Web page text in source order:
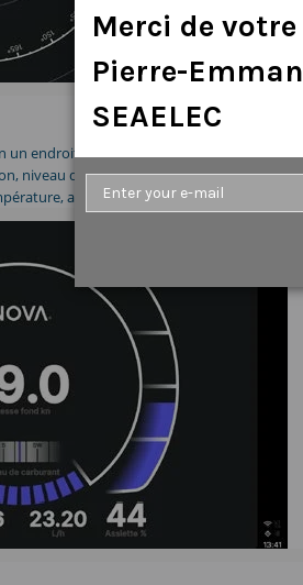
un endroit toutes les informations
niveau des réservoirs, température,
air, eau, pression
Merci de votre
Pierre-
SEAELEC